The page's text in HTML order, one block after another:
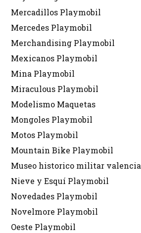
Mercadillos Playmobil
Mercedes Playmobil
Merchandising Playmobil
Mexicanos Playmobil
Mina Playmobil
Miraculous Playmobil
Modelismo Maquetas
Mongoles Playmobil
Motos Playmobil
Mountain Bike Playmobil
Museo historico militar valencia
Nieve y Esquí Playmobil
Novedades Playmobil
Novelmore Playmobil
Oeste Playmobil